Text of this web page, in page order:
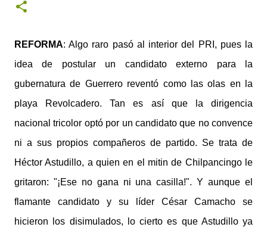
REFORMA: Algo raro pasó al interior del PRI, pues la
idea de postular un candidato externo para la
gubernatura de Guerrero reventó como las olas en la
playa Revolcadero. Tan es así que la dirigencia
nacional tricolor optó por un candidato que no convence
ni a sus propios compañeros de partido. Se trata de
Héctor Astudillo, a quien en el mitin de Chilpancingo le
gritaron: "¡Ese no gana ni una casilla!". Y aunque el
flamante candidato y su líder César Camacho se
hicieron los disimulados, lo cierto es que Astudillo ya